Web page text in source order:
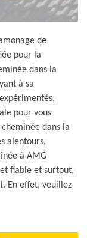
de
pour la
dans la
à sa
pour vous
dans la
alentours,
à AMG
fiable et surtout,
En effet, veuillez